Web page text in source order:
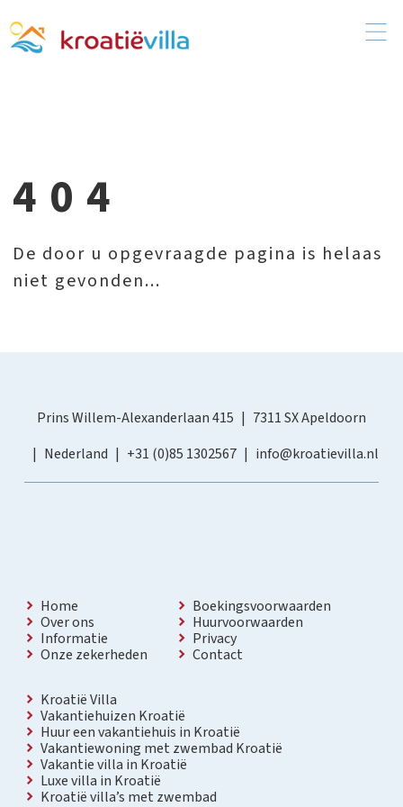
404
De door u opgevraagde pagina is helaas
niet gevonden...
Prins Willem-Alexanderlaan 415
7311 SX Apeldoorn
Nederland
+31 (0)85 1302567 info@kroatievilla.nl
Home
Over ons
Informatie
Onze zekerheden
Boekingsvoorwaarden
Huurvoorwaarden
Privacy
Contact
Kroatië Villa
Vakantiehuizen Kroatië
Huur een vakantiehuis in Kroatië
Vakantiewoning met zwembad Kroatië
Vakantie villa in Kroatië
Luxe villa in Kroatië
Kroatië villa’s met zwembad